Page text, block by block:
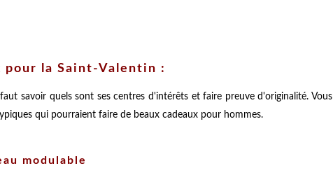
pour la Saint-Valentin :
savoir quels sont ses centres d'intérêts et faire preuve d'originalité. Vous
qui pourraient faire de beaux cadeaux pour hommes.
modulable